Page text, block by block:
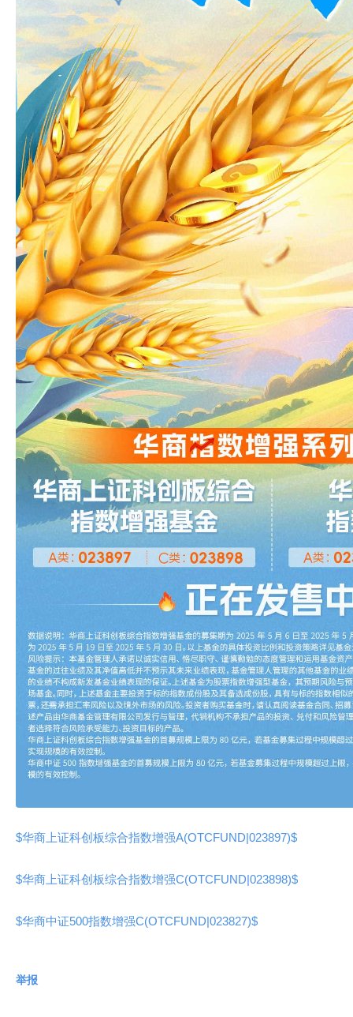
$华商上证科创板综合指数增强A(OTCFUND|023897)$
$华商上证科创板综合指数增强C(OTCFUND|023898)$
$华商中证500指数增强C(OTCFUND|023827)$
举报